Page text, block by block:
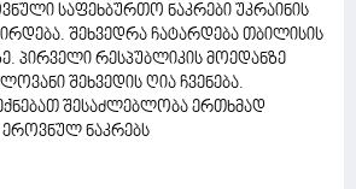
საფეხბურთო ნაკრები უკრაინის
შეხვედრა ჩატარდება თბილისის
პირველი რესპუბლიკის მოედანზე
შეხვედის ღია ჩვენება.
შესაძლებლობა ერთხმად
ნაკრებს